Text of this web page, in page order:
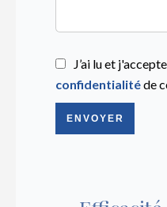
J’ai lu et
confidentialitéde
ENVOYER